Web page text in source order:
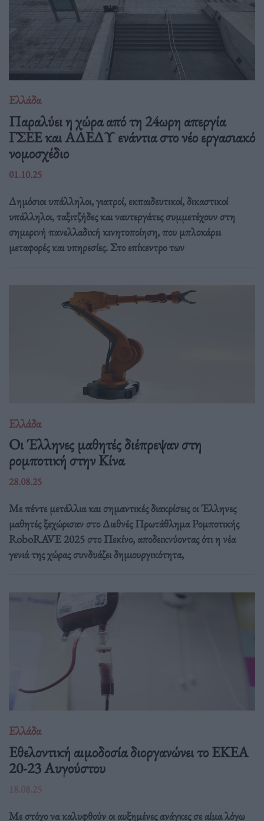
Ελλάδα
Παραλύει η χώρα από τη 24ωρη απεργία
ΓΣΕΕ και ΑΔΕΔΥ ενάντια στο νέο εργασιακό
νομοσχέδιο
01.10.25
Δημόσιοι υπάλληλοι, γιατροί, εκπαιδευτικοί, δικαστικοί
υπάλληλοι, ταξιτζήδες και ναυτεργάτες συμμετέχουν στη
σημερινή πανελλαδική κινητοποίηση, που μπλοκάρει
μεταφορές και υπηρεσίες. Στο επίκεντρο των
Ελλάδα
Οι Έλληνες μαθητές διέπρεψαν στη
ρομποτική στην Κίνα
28.08.25
Με πέντε μετάλλια και σημαντικές διακρίσεις οι Έλληνες
μαθητές ξεχώρισαν στο Διεθνές Πρωτάθλημα Ρομποτικής
RoboRAVE 2025 στο Πεκίνο, αποδεικνύοντας ότι η νέα
γενιά της χώρας συνδυάζει δημιουργικότητα,
Ελλάδα
Eθελοντική αιμοδοσία διοργανώνει το ΕΚΕΑ
20-23 Αυγούστου
Με στόχο να καλυφθούν οι αυξημένες ανάγκες σε αίμα λόγω